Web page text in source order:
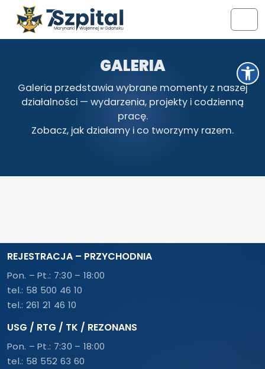
Otwórz pasek narzędzi
Przejdź do treści
Przejdź do stopki
GALERIA
Galeria przedstawia wybrane momenty z naszej
działalności — wydarzenia, projekty i codzienną
pracę.
Zobacz, jak działamy i co tworzymy razem.
REJESTRACJA – PRZYCHODNIA
Pon. – Pt.: 7:30 – 18:00
tel.: 58 500 46 10
tel.: 261 21 46 10
USG / RTG / TK / REZONANS
Pon. – Pt.: 7:30 – 18:00
tel.: 58 552 63 60